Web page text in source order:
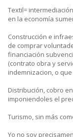
Textil=
en la economía
Construcción e
de comprar
financiación
(contrato obra y
indemnizacion, o
Distribución, cobro
imponiendoles el
Turismo, sin más
Yo no soy